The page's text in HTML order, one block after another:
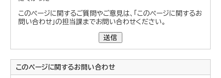
このページに関するご質問やご意見は、「このページに関するお
問い合わせ」の担当課までお問い合わせください。
送信
このページに関するお問い合わせ